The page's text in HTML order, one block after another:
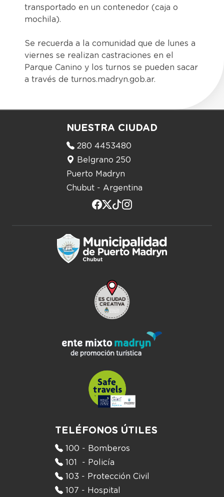
transportado en un contenedor (caja o
mochila).
Se recuerda a la comunidad que de lunes a
viernes se realizan castraciones en el
Parque Canino y los turnos se pueden sacar
a través de turnos.madryn.gob.ar.
NUESTRA CIUDAD
280 4453480
Belgrano 250
Puerto Madryn
Chubut - Argentina
TELÉFONOS ÚTILES
100 - Bomberos
101 - Policía
103 - Protección Civil
107 - Hospital